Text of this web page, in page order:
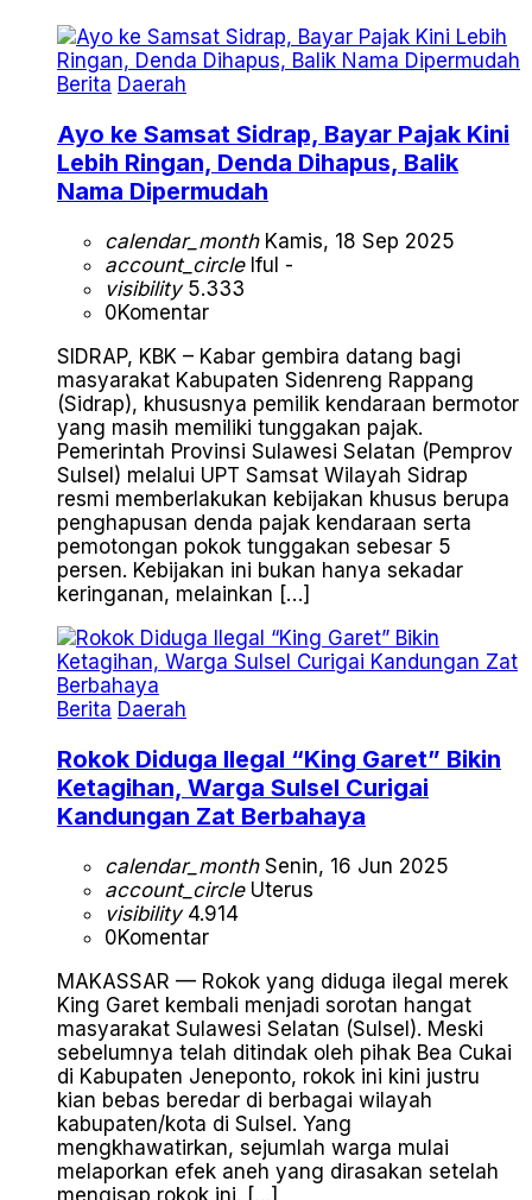
Berita Daerah
Ayo ke Samsat Sidrap, Bayar Pajak Kini
Lebih Ringan, Denda Dihapus, Balik
Nama Dipermudah
calendar_monthKamis, 18 Sep 2025
account_circleIful -
visibility5.333
0Komentar
SIDRAP, KBK – Kabar gembira datang bagi
masyarakat Kabupaten Sidenreng Rappang
(Sidrap), khususnya pemilik kendaraan bermotor
yang masih memiliki tunggakan pajak.
Pemerintah Provinsi Sulawesi Selatan (Pemprov
Sulsel) melalui UPT Samsat Wilayah Sidrap
resmi memberlakukan kebijakan khusus berupa
penghapusan denda pajak kendaraan serta
pemotongan pokok tunggakan sebesar 5
persen. Kebijakan ini bukan hanya sekadar
keringanan, melainkan […]
Berita Daerah
Rokok Diduga Ilegal “King Garet” Bikin
Ketagihan, Warga Sulsel Curigai
Kandungan Zat Berbahaya
calendar_monthSenin, 16 Jun 2025
account_circleUterus
visibility4.914
0Komentar
MAKASSAR — Rokok yang diduga ilegal merek
King Garet kembali menjadi sorotan hangat
masyarakat Sulawesi Selatan (Sulsel). Meski
sebelumnya telah ditindak oleh pihak Bea Cukai
di Kabupaten Jeneponto, rokok ini kini justru
kian bebas beredar di berbagai wilayah
kabupaten/kota di Sulsel. Yang
mengkhawatirkan, sejumlah warga mulai
melaporkan efek aneh yang dirasakan setelah
mengisap rokok ini. […]